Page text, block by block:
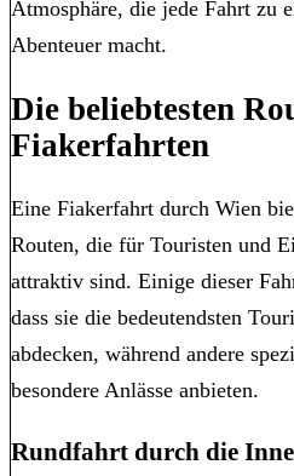
Atmosphäre, die jede Fahrt zu
Abenteuer macht.
Die beliebtesten
Fiakerfahrten
Eine Fiakerfahrt durch Wien
Routen, die für Touristen und
attraktiv sind. Einige dieser
dass sie die bedeutendsten
abdecken, während andere
besondere Anlässe anbieten.
Rundfahrt durch die